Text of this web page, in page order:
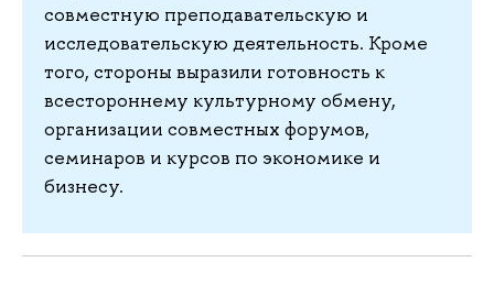
совместную преподавательскую и
исследовательскую деятельность. Кроме
того, стороны выразили готовность к
всестороннему культурному обмену,
организации совместных форумов,
семинаров и курсов по экономике и
бизнесу.